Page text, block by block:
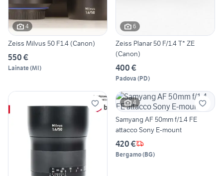
4
Zeiss Milvus 50 F1.4 (Canon)
550 €
Lainate(MI)
6
Zeiss Planar 50 F/1.4 T* ZE
(Canon)
400 €
Padova (PD)
4
Samyang AF 50mm f/1.4 FE
attacco Sony E-mount
420 €
Bergamo(BG)